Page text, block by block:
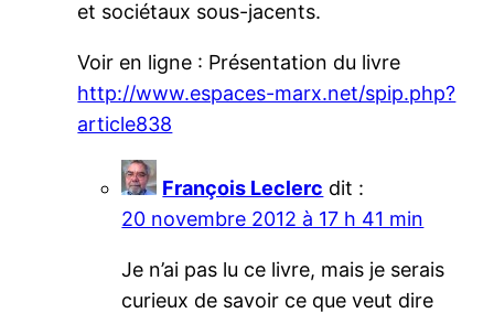
et sociétaux sous-jacents.
Voir en ligne : Présentation du livre
http://www.espaces-marx.net/spip.php?
article838
François Leclerc dit :
20 novembre 2012 à 17 h 41 min
Je n’ai pas lu ce livre, mais je serais
curieux de savoir ce que veut dire